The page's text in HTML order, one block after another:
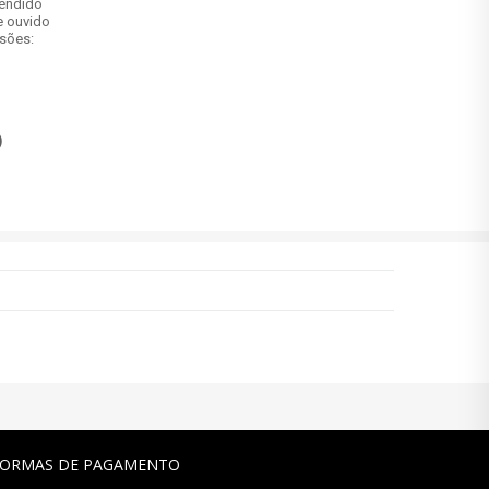
ouvido
DE PAGAMENTO